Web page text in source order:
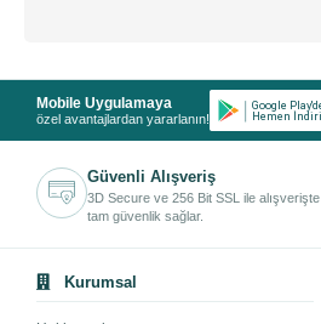
Mobile Uygulamaya
özel avantajlardan yararlanın!
Güvenli Alışveriş
3D Secure ve 256 Bit SSL ile alışverişte
tam güvenlik sağlar.
Kurumsal